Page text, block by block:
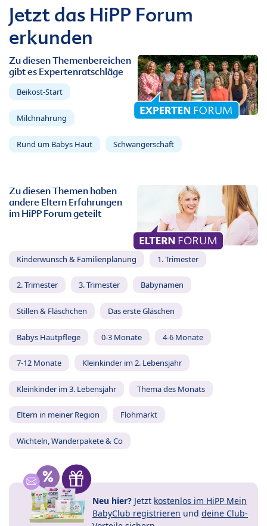
Jetzt das HiPP Forum
erkunden
Zu diesen Themenbereichen
gibt es Expertenratschläge
Beikost-Start
Milchnahrung
Rund um Babys Haut Schwangerschaft
Zu diesen Themen haben
andere Eltern Erfahrungen
im HiPP Forum geteilt
Kinderwunsch & Familienplanung 1. Trimester
2. Trimester 3. Trimester Babynamen
Stillen & Fläschchen Das erste Gläschen
Babys Hautpflege 0-3 Monate 4-6 Monate
7-12 Monate Kleinkinder im 2. Lebensjahr
Kleinkinder im 3. Lebensjahr Thema des Monats
Eltern in meiner Region Flohmarkt
Wichteln, Wanderpakete & Co
Neu hier? Jetzt kostenlos im HiPP Mein
BabyClub registrieren und deine Club-